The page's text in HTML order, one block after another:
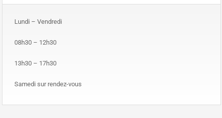
Lundi – Vendredi
08h30 – 12h30
13h30 – 17h30
Samedi sur rendez-vous